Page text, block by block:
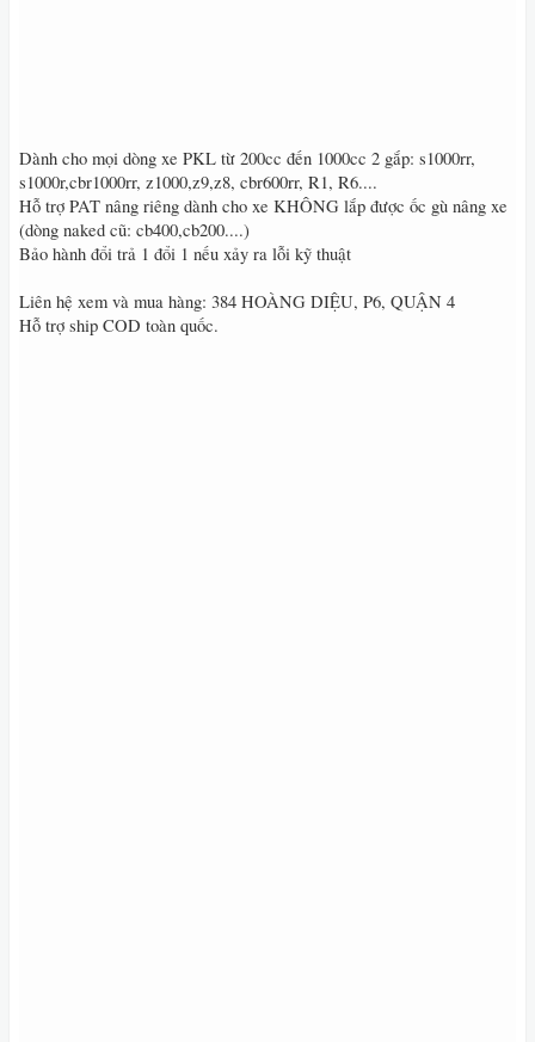
Dành cho mọi dòng xe PKL từ 200cc đến 1000cc 2 gắp: s1000rr,
s1000r,cbr1000rr, z1000,z9,z8, cbr600rr, R1, R6....
Hỗ trợ PAT nâng riêng dành cho xe KHÔNG lắp được ốc gù nâng xe
(dòng naked cũ: cb400,cb200....)
Bảo hành đổi trả 1 đổi 1 nếu xảy ra lỗi kỹ thuật
Liên hệ xem và mua hàng: 384 HOÀNG DIỆU, P6, QUẬN 4
Hỗ trợ ship COD toàn quốc.